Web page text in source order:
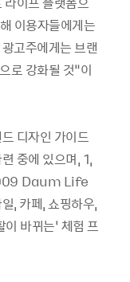
이용자들에게는
고주에게는 브랜
로 강화될 것”이
디자인 가이드
중에 있으며, 1,
Daum Life
, 카페, 쇼핑하우,
바뀌는’ 체험 프